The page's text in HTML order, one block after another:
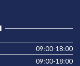
09:00-18:00
09:00-18:00